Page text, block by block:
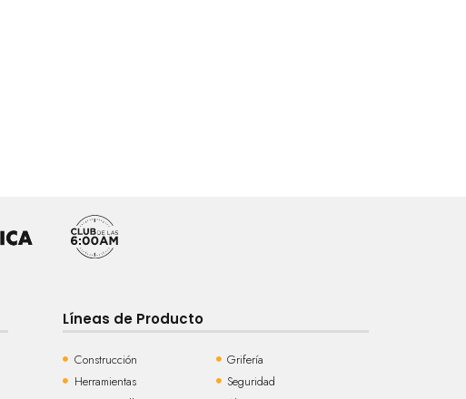
Líneas de Producto
Construcción
Herramientas
Grifería
Seguridad